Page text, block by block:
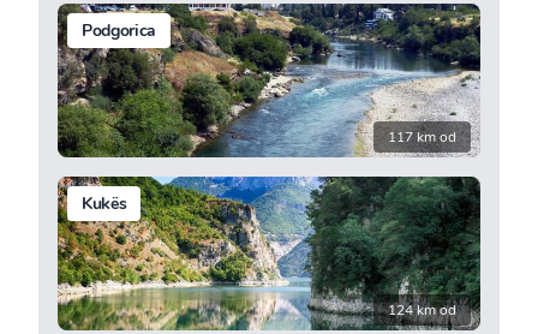
Podgorica
117 km od
Kukës
124 km od